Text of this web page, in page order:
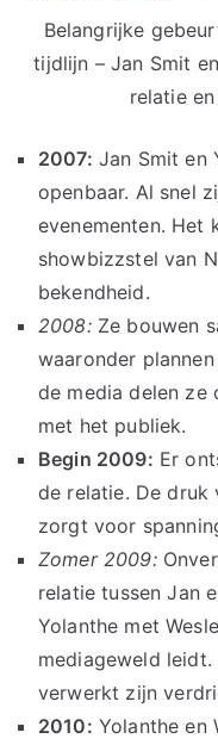
Belangrijke
tijdlijn – Jan Smit
relatie
2007: Jan Smit en
openbaar. Al snel
evenementen. Het
showbizzstel van
bekendheid.
2008:Ze bouwen
waaronder
de media delen ze
met het publiek.
Begin 2009: Er
de relatie. De druk
zorgt voor
Zomer 2009:
relatie tussen Jan
Yolanthe met
mediageweld
verwerkt zijn
2010: Yolanthe en